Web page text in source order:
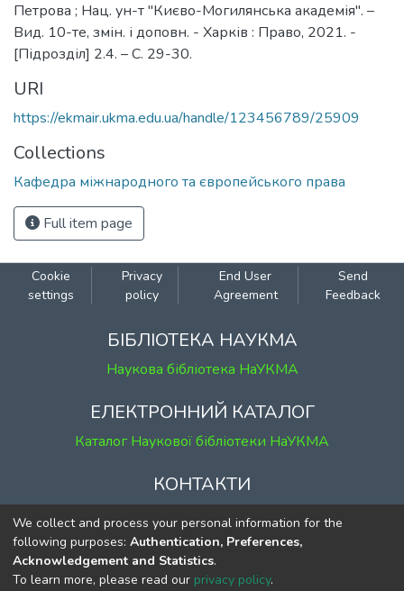
Петрова ; Нац. ун-т "Києво-Могилянська академія". –
Вид. 10-те, змін. і доповн. - Харків : Право, 2021. -
[Підрозділ] 2.4. – С. 29-30.
URI
https://ekmair.ukma.edu.ua/handle/123456789/25909
Collections
Кафедра міжнародного та європейського права
Full item page
Cookie
settings
Privacy
policy
End User
Agreement
Send
Feedback
БІБЛІОТЕКА НАУКМА
Наукова бібліотека НаУКМА
ЕЛЕКТРОННИЙ КАТАЛОГ
Каталог Наукової бібліотеки НаУКМА
КОНТАКТИ
м. Київ, вул. Григорія Сковороди, 2
к. 1, к. 120
тел. (044) 463-69-31
We collect and process your personal information for the
following purposes: Authentication, Preferences,
Acknowledgement and Statistics.
To learn more, please read our privacy policy.